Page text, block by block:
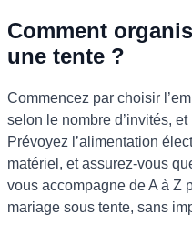
Comment
une tente ?
Commencez par choisir
selon le nombre d’invités,
Prévoyez l’alimentation
matériel, et assurez-vous
vous accompagne de A à Z
mariage sous tente, sans